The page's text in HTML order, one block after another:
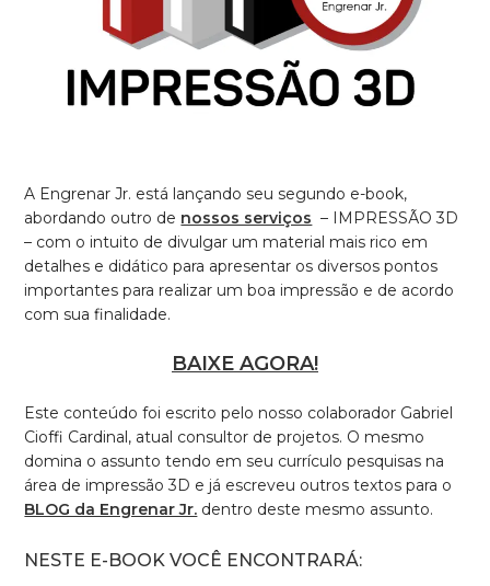
A Engrenar Jr. está lançando seu segundo e-book,
abordando outro de nossos serviços – IMPRESSÃO 3D
– com o intuito de divulgar um material mais rico em
detalhes e didático para apresentar os diversos pontos
importantes para realizar um boa impressão e de acordo
com sua finalidade.
BAIXE AGORA!
Este conteúdo foi escrito pelo nosso colaborador Gabriel
Cioffi Cardinal, atual consultor de projetos. O mesmo
domina o assunto tendo em seu currículo pesquisas na
área de impressão 3D e já escreveu outros textos para o
BLOG da Engrenar Jr. dentro deste mesmo assunto.
NESTE E-BOOK VOCÊ ENCONTRARÁ: